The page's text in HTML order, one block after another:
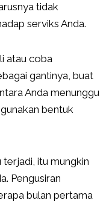
tidak
serviks Anda.
atau coba
gantinya, buat
Anda menunggu
bentuk
terjadi, itu mungkin
Pengusiran
bulan pertama